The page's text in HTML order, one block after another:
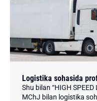
Logistika sohasida
Shu bilan “HIGH SPEED
MChJ bilan logistika